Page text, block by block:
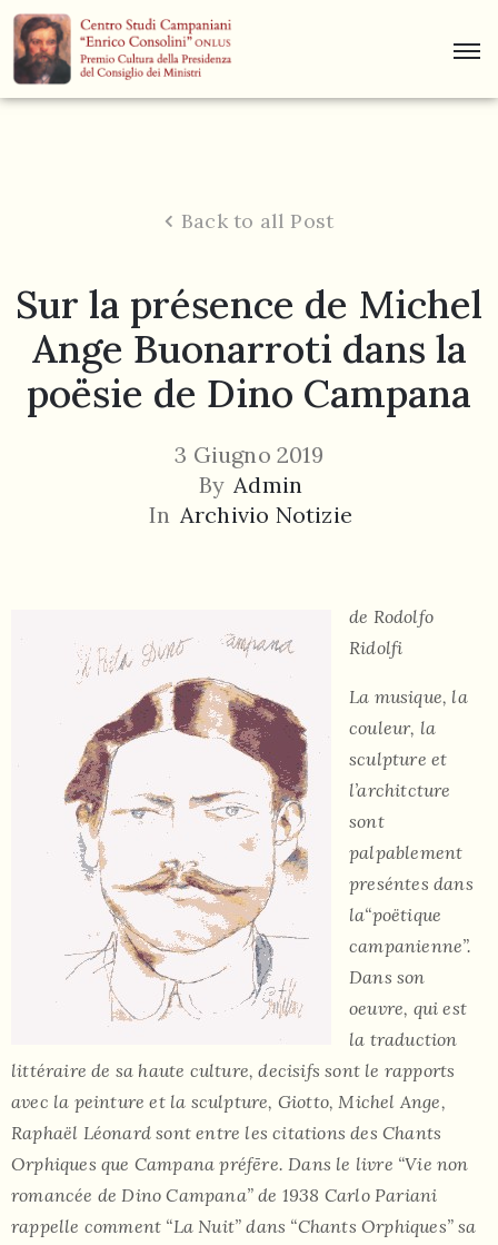
Centro
Museo
Curiosità
Contatti
centrocampana@tiscali.it
Back to all Post
Sur la présence de Michel
Ange Buonarroti dans la
poësie de Dino Campana
3 Giugno 2019
By Admin
In Archivio Notizie
de Rodolfo
Ridolfi
La musique, la
couleur, la
sculpture et
l’architcture
sont
palpablement
preséntes dans
la“poëtique
campanienne”.
Dans son
oeuvre, qui est
la traduction
littéraire de sa haute culture, decisifs sont le rapports
avec la peinture et la sculpture, Giotto, Michel Ange,
Raphaël Léonard sont entre les citations des Chants
Orphiques que Campana préfēre. Dans le livre “Vie non
romancée de Dino Campana” de 1938 Carlo Pariani
rappelle comment “La Nuit” dans “Chants Orphiques” sa